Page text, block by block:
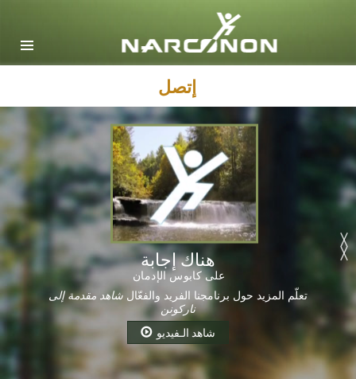
Dansk
Ελληνικά (Greek)
Español
Français
Hebrew
Magyar
Italiano
日本語 (Japanese)
Macedonian
Nederlands
Norsk
إتصل
هناك إجابة
على كابوس الإدمان
تعلّم المزيد حول برنامجنا الفريد والفعّال شاهد مقدمة إلى
ناركونن
شاهد الـفيديو